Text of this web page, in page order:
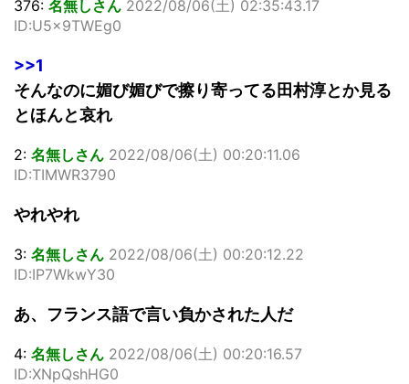
376: 名無しさん 2022/08/06(土) 02:35:43.17
ID:U5x9TWEg0
>>1
そんなのに媚び媚びで擦り寄ってる田村淳とか見る
とほんと哀れ
2: 名無しさん 2022/08/06(土) 00:20:11.06
ID:TIMWR3790
やれやれ
3: 名無しさん 2022/08/06(土) 00:20:12.22
ID:IP7WkwY30
あ、フランス語で言い負かされた人だ
4: 名無しさん 2022/08/06(土) 00:20:16.57
ID:XNpQshHG0